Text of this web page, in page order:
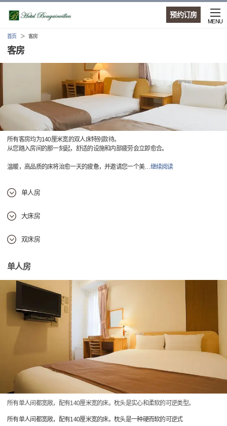
预约订房
MENU
首页 客房
客房
所有客房均为140厘米宽的双人床特别款待。
从您踏入房间的那一刻起，舒适的设施和内部疲劳会立即愈合。
温暖，高品质的床将治愈一天的疲惫，并邀请您一个美…继续阅读
单人房
大床房
双床房
单人房
所有单人间都宽敞，配有140厘米宽的床。枕头是实心和柔软的可逆类型。
所有单人间都宽敞，配有140厘米宽的床。枕头是一种硬而软的可逆式